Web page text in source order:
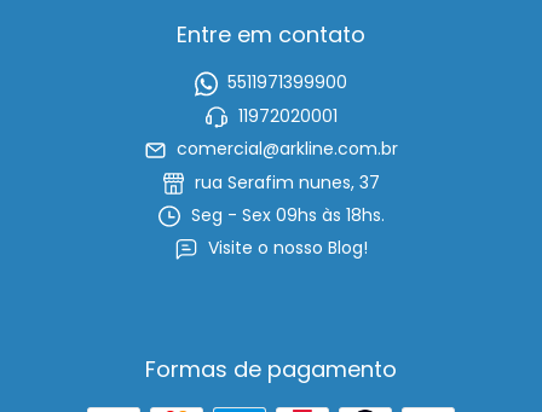
Entre em contato
5511971399900
11972020001
comercial@arkline.com.br
rua Serafim nunes, 37
Seg - Sex 09hs às 18hs.
Visite o nosso Blog!
Formas de pagamento